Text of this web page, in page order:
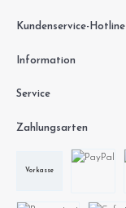
Zahlungsarten
Vorkasse
Kundenservice-Hotline
Information
Service